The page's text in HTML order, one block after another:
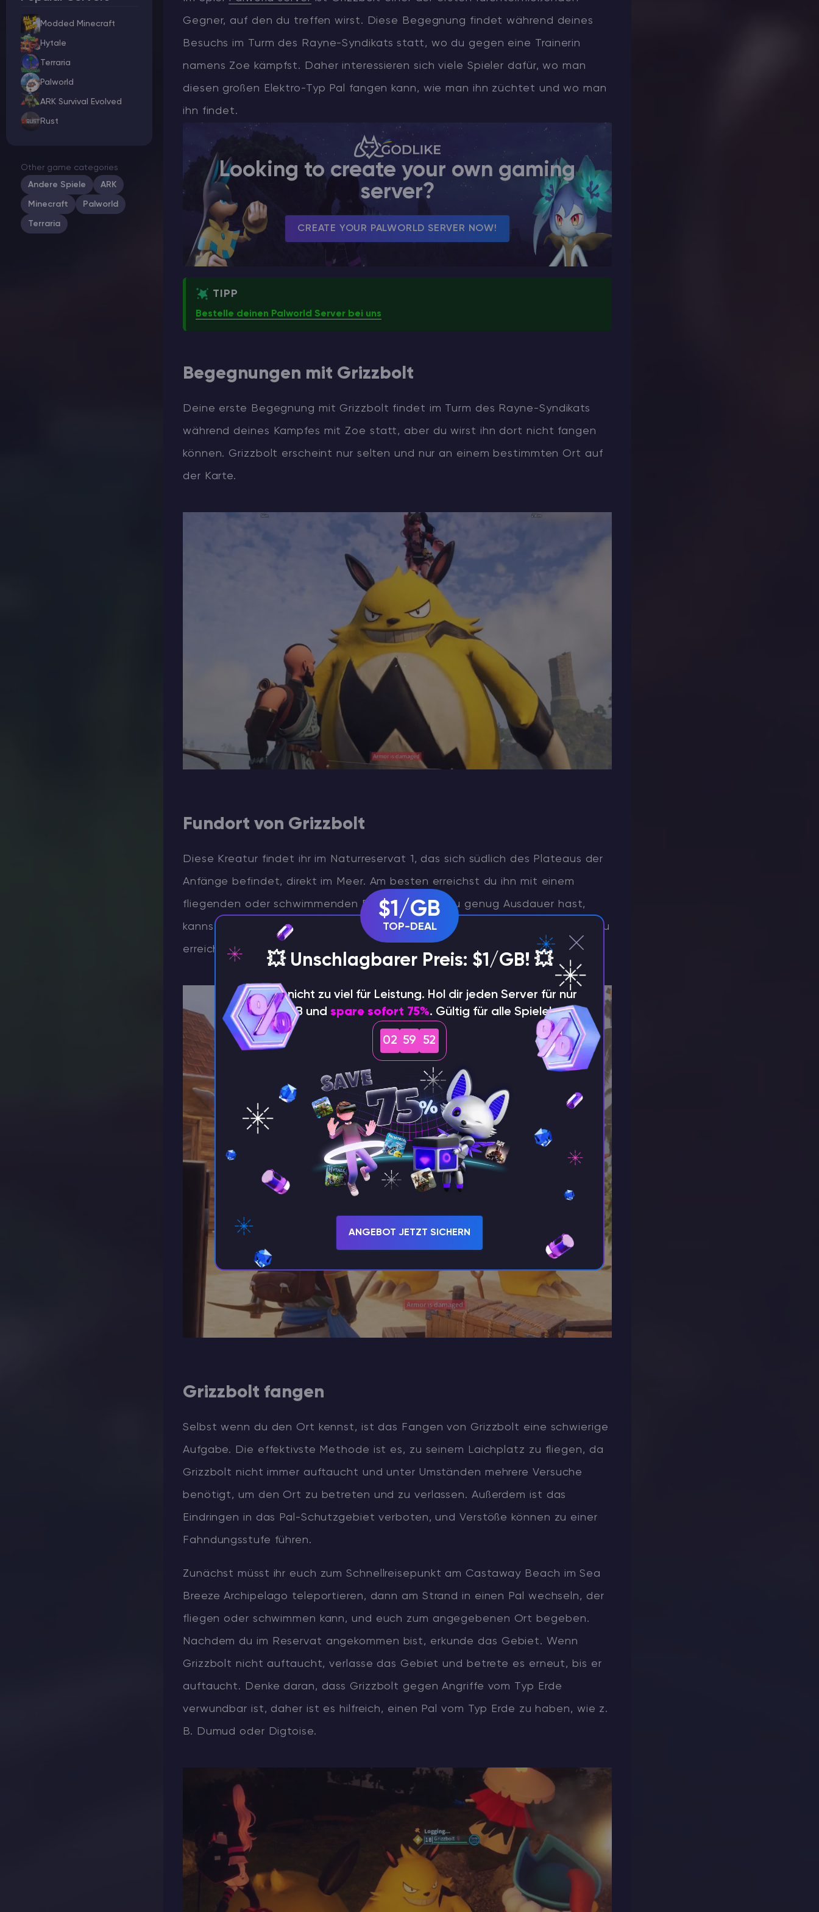
Minecraft Server Mieten
Hytale Hosting 50% OFF
ARK Server Mieten
Vintage Story
Modded Minecraft
Hytale
Terraria
Palworld
ARK Survival Evolved
Rust
Other game categories
Andere Spiele
ARK
Minecraft Palworld
Terraria
Gegner, auf den du treffen wirst. Diese Begegnung findet während deines
Besuchs im Turm des Rayne-Syndikats statt, wo du gegen eine Trainerin
namens Zoe kämpfst. Daher interessieren sich viele Spieler dafür, wo man
diesen großen Elektro-Typ Pal fangen kann, wie man ihn züchtet und wo man
ihn findet.
Looking to create your own gaming
server?
CREATE YOUR PALWORLD SERVER NOW!
TIPP
Bestelle deinen Palworld Server bei uns
Begegnungen mit Grizzbolt
Deine erste Begegnung mit Grizzbolt findet im Turm des Rayne-Syndikats
während deines Kampfes mit Zoe statt, aber du wirst ihn dort nicht fangen
können. Grizzbolt erscheint nur selten und nur an einem bestimmten Ort auf
der Karte.
Fundort von Grizzbolt
Diese Kreatur findet ihr im Naturreservat 1, das sich südlich des Plateaus der
Anfänge befindet, direkt im Meer. Am besten erreichst du ihn mit einem
fliegenden oder schwimmenden Pal, aber wenn du genug Ausdauer hast,
kannst du auch versuchen, ihn schwimmend oder gleitend auf dem Wasser zu
erreichen.
Grizzbolt fangen
Selbst wenn du den Ort kennst, ist das Fangen von Grizzbolt eine schwierige
Aufgabe. Die effektivste Methode ist es, zu seinem Laichplatz zu fliegen, da
Grizzbolt nicht immer auftaucht und unter Umständen mehrere Versuche
benötigt, um den Ort zu betreten und zu verlassen. Außerdem ist das
Eindringen in das Pal-Schutzgebiet verboten, und Verstöße können zu einer
Fahndungsstufe führen.
Zunächst müsst ihr euch zum Schnellreisepunkt am Castaway Beach im Sea
Breeze Archipelago teleportieren, dann am Strand in einen Pal wechseln, der
fliegen oder schwimmen kann, und euch zum angegebenen Ort begeben.
Nachdem du im Reservat angekommen bist, erkunde das Gebiet. Wenn
Grizzbolt nicht auftaucht, verlasse das Gebiet und betrete es erneut, bis er
auftaucht. Denke daran, dass Grizzbolt gegen Angriffe vom Typ Erde
verwundbar ist, daher ist es hilfreich, einen Pal vom Typ Erde zu haben, wie z.
B. Dumud oder Digtoise.
$1/GB
TOP-DEAL
💥 Unschlagbarer Preis: $1/GB! 💥
⚡️ Zahle nicht zu viel für Leistung. Hol dir jeden Server für nur
$1/GB und spare sofort 75%. Gültig für alle Spiele!
02 59 51
ANGEBOT JETZT SICHERN